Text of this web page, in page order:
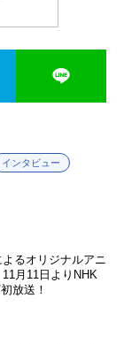
インタビュー
よるオリジナルアニ
月11日よりNHK
放送！